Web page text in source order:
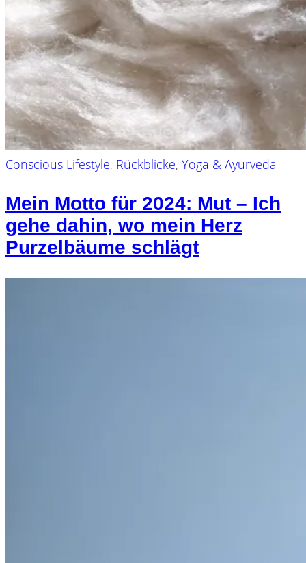
Conscious Lifestyle, Rückblicke, Yoga & Ayurveda
Mein Motto für 2024: Mut – Ich
gehe dahin, wo mein Herz
Purzelbäume schlägt